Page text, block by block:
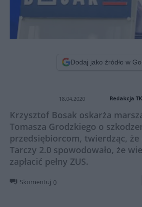
Dodaj jako źródło w
18.04.2020 Redakcja
Krzysztof Bosak oskarża
Tomasza Grodzkiego o
przedsiębiorcom, twierdząc, że
Tarczy 2.0 spowodowało, że
zapłacić pełny ZUS.
Skomentuj 0